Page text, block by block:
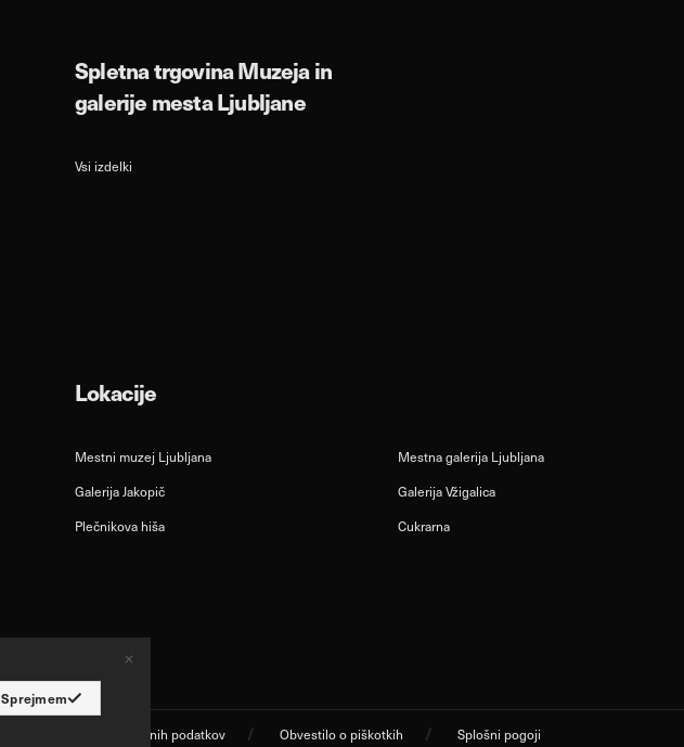
Spletna trgovina Muzeja in
galerije mesta Ljubljane
Vsi izdelki
Lokacije
Mestni muzej Ljubljana
Mestna galerija Ljubljana
Galerija Jakopič
Galerija Vžigalica
Plečnikova hiša
Cukrarna
Varstvo osebnih podatkov Obvestilo o piškotkih Splošni pogoji
Sprejmem